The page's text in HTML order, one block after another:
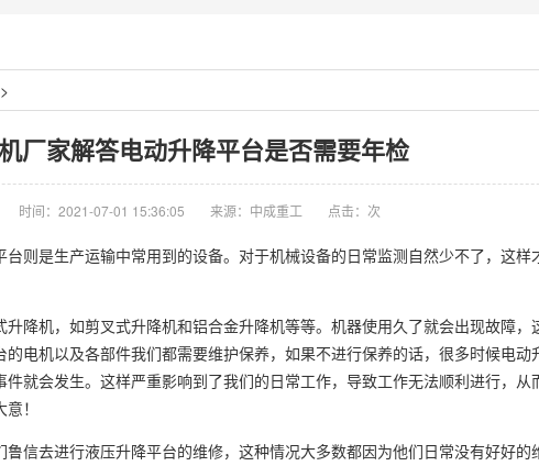
>
厂家解答电动升降平台是否需要年检
时间：2021-07-01 15:36:05 来源：中成重工 点击： 次
则是生产运输中常用到的设备。对于机械设备的日常监测自然少不了，这样
升降机，如剪叉式升降机和铝合金升降机等等。机器使用久了就会出现故障，
电机以及各部件我们都需要维护保养，如果不进行保养的话，很多时候电动
就会发生。这样严重影响到了我们的日常工作，导致工作无法顺利进行，从
！
信去进行液压升降平台的维修，这种情况大多数都因为他们日常没有好好的